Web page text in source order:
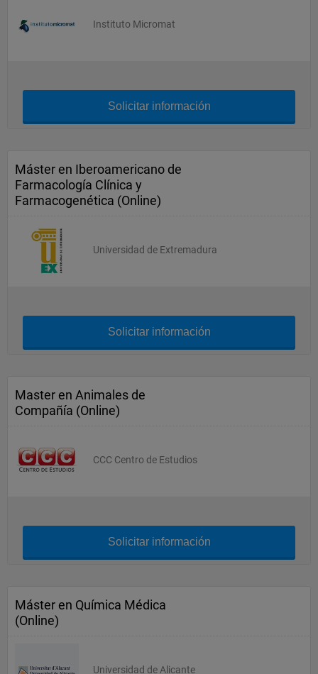
Instituto Micromat
Solicitar información
Máster en Iberoamericano de
Farmacología Clínica y
Farmacogenética (Online)
Universidad de Extremadura
Solicitar información
Master en Animales de
Compañía (Online)
CCC Centro de Estudios
Solicitar información
Máster en Química Médica
(Online)
Universidad de Alicante